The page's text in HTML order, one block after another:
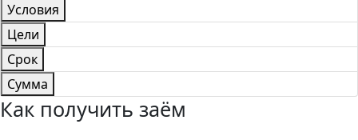
Условия
Цели
Срок
Сумма
Как получить заём